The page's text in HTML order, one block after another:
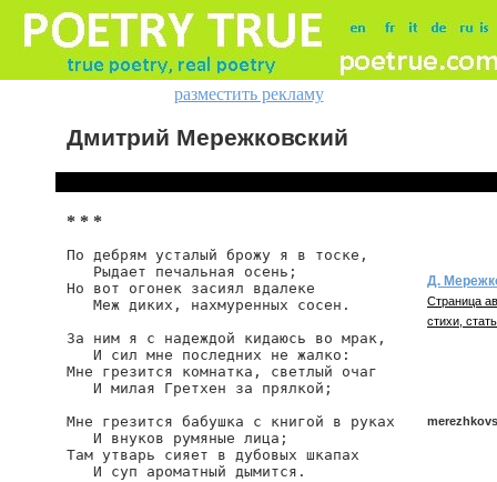
разместить рекламу
Дмитрий Мережковский
* * *
По дебрям усталый брожу я в тоске,
   Рыдает печальная осень;
Но вот огонек засиял вдалеке
   Меж диких, нахмуренных сосен.
За ним я с надеждой кидаюсь во мрак,
   И сил мне последних не жалко:
Мне грезится комнатка, светлый очаг
   И милая Гретхен за прялкой;
Мне грезится бабушка с книгой в руках
   И внуков румяные лица;
Там утварь сияет в дубовых шкапах
   И суп ароматный дымится.
Д.
Страница
стихи,